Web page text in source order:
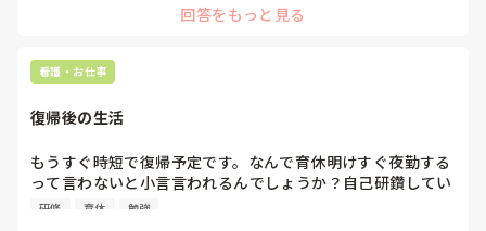
を紹介してもらうことが多いです。
回答をもっと見る
看護・お仕事
復帰後の生活
もうすぐ時短で復帰予定です。なんで育休明けすぐ夜勤する
って言わないと小言言われるんでしょうか？自己研鑽してい
きましょうって言われたけど病棟勉強会や院内研修たくさん
研修 育休 勉強